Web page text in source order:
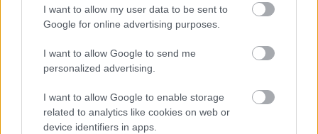
I want to allow my user data to be sent to
Google for online advertising purposes.
I want to allow Google to send me
personalized advertising.
I want to allow Google to enable storage
related to analytics like cookies on web or
device identifiers in apps.
Duzzanat? Száraz bőr? Ezek a jelek
az arcon komoly betegségre
utalhatnak az orvos szerint
Diófélék
A diófélék azáltal, hogy gazdagok egészséges